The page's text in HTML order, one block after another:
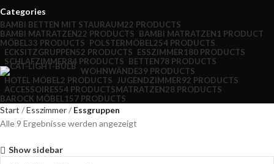
Categories
BAMBI BETTEN MIT STAURAUM22 PRODUCTS
BAMBI MATRATZEN22 PRODUCTS BAMBI MATRATZEN1 PRODUCT
MÖBEL 33 PRODUCTS POLSTERMÖBEL 254 PRODUCTS
ECKSITZGRUPPEN52 PRODUCTS ESSZIMMER 180 PRODUCTS
SCHLAFZIMMER84 PRODUCTS BETTEN78 PRODUCTS
WOHNWÄNDE39 PRODUCTS
HOTEL MÖBEL 2 PRODUCTS JUGENDZIMMER92 PRODUCTS
ACCESSOIRES54 PRODUCTSMATRATZEN28 PRODUCTS
BAROCK MÖBEL 157 PRODUCTS
Start Esszimmer
Essgruppen
Alle 9 Ergebnisse werden angezeigt
Show sidebar